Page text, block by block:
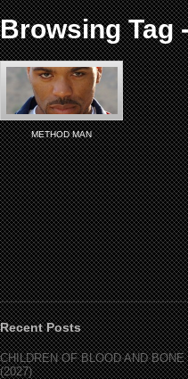
Browsing Tag
METHOD MAN
Recent Posts
CHILDREN OF BLOOD AND BONE
(2027)